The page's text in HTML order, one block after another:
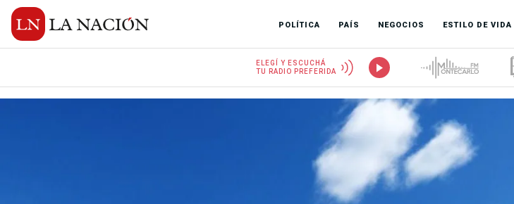
POLÍTICA PAÍS NEGOCIOS ESTILO DE VIDA
ELEGÍ Y ESCUCHÁ
TU RADIO PREFERIDA